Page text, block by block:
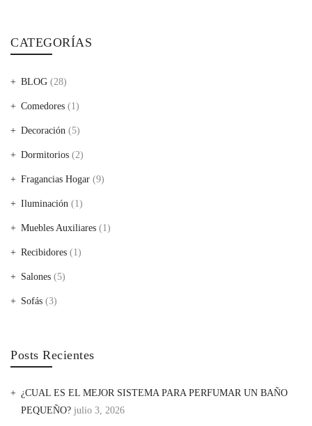
CATEGORÍAS
BLOG (28)
Comedores (1)
Decoración (5)
Dormitorios (2)
Fragancias Hogar (9)
Iluminación (1)
Muebles Auxiliares (1)
Recibidores (1)
Salones (5)
Sofás (3)
Posts Recientes
¿CUAL ES EL MEJOR SISTEMA PARA PERFUMAR UN BAÑO
PEQUEÑO? julio 3, 2026